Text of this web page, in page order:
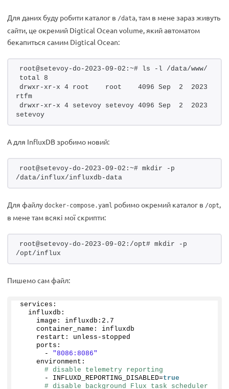
Для даних буду робити каталог в /data, там в мене зараз живуть
сайти, це окремий Digtical Ocean volume, який автоматом
бекапиться самим Digtical Ocean:
root@setevoy-do-2023-09-02:~# ls -l /data/www/
total 8
drwxr-xr-x 4 root    root    4096 Sep  2  2023
rtfm
drwxr-xr-x 4 setevoy setevoy 4096 Sep  2  2023
setevoy
А для InfluxDB зробимо новий:
root@setevoy-do-2023-09-02:~# mkdir -p
/data/influx/influxdb-data
Для файлу docker-compose.yaml робимо окремий каталог в /opt,
в мене там всякі мої скрипти:
root@setevoy-do-2023-09-02:/opt# mkdir -p
/opt/influx
Пишемо сам файл:
services:
  influxdb:
    image: influxdb:
2.7
    container_name: influxdb
    restart: unless-stopped
    ports:
      -
"8086:8086"
    environment:
# disable telemetry reporting
      - INFLUXD_REPORTING_DISABLED=
true
# disable background Flux task scheduler